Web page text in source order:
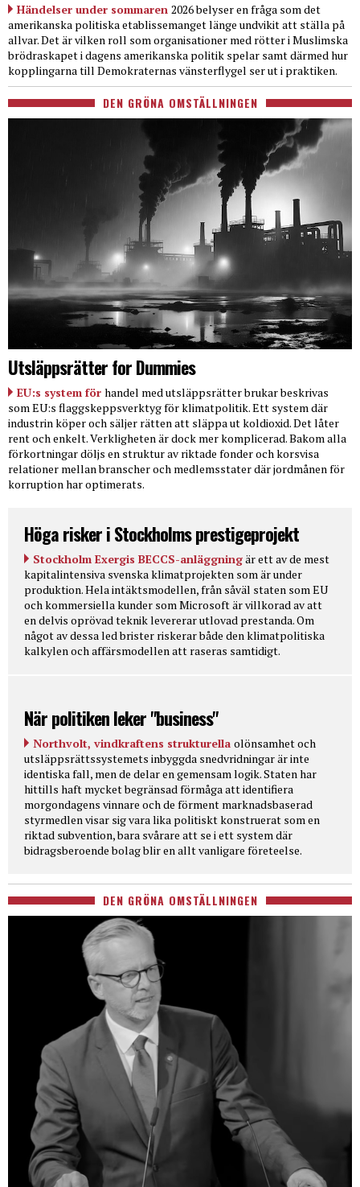
Händelser under sommaren 2026 belyser en fråga som det
amerikanska politiska etablissemanget länge undvikit att ställa på
allvar. Det är vilken roll som organisationer med rötter i Muslimska
brödraskapet i dagens amerikanska politik spelar samt därmed hur
kopplingarna till Demokraternas vänsterflygel ser ut i praktiken.
DEN GRÖNA OMSTÄLLNINGEN
Utsläppsrätter for Dummies
EU:s system för handel med utsläppsrätter brukar beskrivas
som EU:s flaggskeppsverktyg för klimatpolitik. Ett system där
industrin köper och säljer rätten att släppa ut koldioxid. Det låter
rent och enkelt. Verkligheten är dock mer komplicerad. Bakom alla
förkortningar döljs en struktur av riktade fonder och korsvisa
relationer mellan branscher och medlemsstater där jordmånen för
korruption har optimerats.
Höga risker i Stockholms prestigeprojekt
Stockholm Exergis BECCS-anläggningär ett av de mest
kapitalintensiva svenska klimatprojekten som är under
produktion. Hela intäktsmodellen, från såväl staten som EU
och kommersiella kunder som Microsoft är villkorad av att
en delvis oprövad teknik levererar utlovad prestanda. Om
något av dessa led brister riskerar både den klimatpolitiska
kalkylen och affärsmodellen att raseras samtidigt.
När politiken leker "business"
Northvolt, vindkraftens strukturella olönsamhet och
utsläppsrättssystemets inbyggda snedvridningar är inte
identiska fall, men de delar en gemensam logik. Staten har
hittills haft mycket begränsad förmåga att identifiera
morgondagens vinnare och de förment marknadsbaserad
styrmedlen visar sig vara lika politiskt konstruerat som en
riktad subvention, bara svårare att se i ett system där
bidragsberoende bolag blir en allt vanligare företeelse.
DEN GRÖNA OMSTÄLLNINGEN